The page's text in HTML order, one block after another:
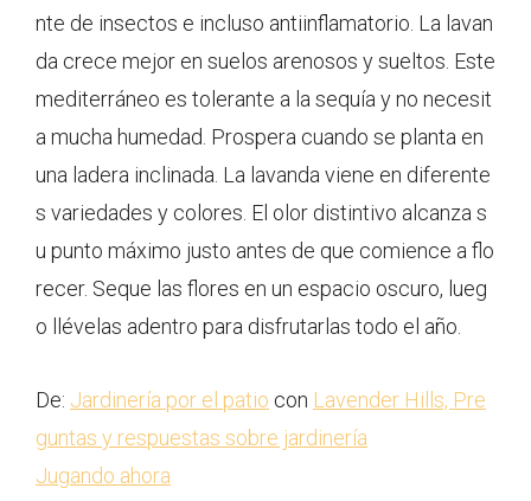
nte de insectos e incluso antiinflamatorio. La lavan
da crece mejor en suelos arenosos y sueltos. Este
mediterráneo es tolerante a la sequía y no necesit
a mucha humedad. Prospera cuando se planta en
una ladera inclinada. La lavanda viene en diferente
s variedades y colores. El olor distintivo alcanza s
u punto máximo justo antes de que comience a flo
recer. Seque las flores en un espacio oscuro, lueg
o llévelas adentro para disfrutarlas todo el año.
De: Jardinería por el patio con Lavender Hills, Pre
guntas y respuestas sobre jardinería
Jugando ahora